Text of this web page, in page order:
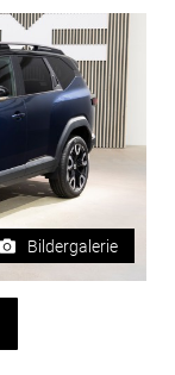
Bildergalerie